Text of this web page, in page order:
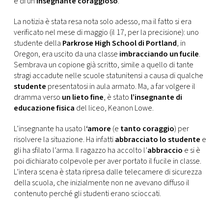
CONSIGLIA
La notizia è stata resa nota solo adesso, ma il fatto si era
verificato nel mese di maggio (il 17, per la precisione): uno
studente della Parkrose High School di Portland, in
Oregon, era uscito da una classe imbracciando un fucile.
Sembrava un copione già scritto, simile a quello di tante
stragi accadute nelle scuole statunitensi a causa di qualche
studente presentatosi in aula armato. Ma, a far volgere il
dramma verso un lieto fine, è stato l’insegnante di
educazione fisica del liceo, Keanon Lowe.
L’insegnante ha usato l‘amore (e tanto coraggio) per
risolvere la situazione. Ha infattiabbracciato lo studente e
gli ha sfilato l’arma. Il ragazzo ha accolto l’abbraccio e si è
poi dichiarato colpevole per aver portato il fucile in classe.
L’intera scena è stata ripresa dalle telecamere di sicurezza
della scuola, che inizialmente non ne avevano diffuso il
contenuto perché gli studenti erano scioccati.